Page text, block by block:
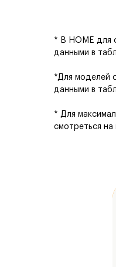
* В HOME для
данными в
*Для моделей
данными в
* Для
смотреться на